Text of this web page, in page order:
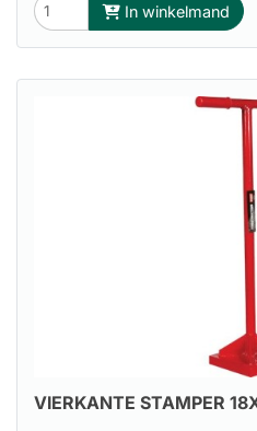
In winkelmand
VIERKANTE STAMPER